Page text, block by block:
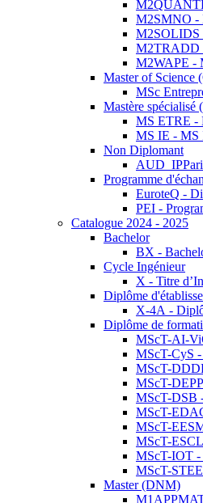
M2SMNO -
M2SOLIDS
M2TRADD
M2WAPE -
Master of Science
MSc
Mastère spécialisé
MS ETRE -
MS IE - MS
Non Diplomant
Programme
EuroteQ -
PEI -
Catalogue 2024 - 2025
Bachelor
BX -
Cycle Ingénieur
X - Titre
Diplôme
X-4A -
Diplôme de
MScT-AI-
MScT-CyS
MScT-
MScT-
MScT-DSB
MScT-
MScT-
MScT-
MScT-IOT -
MScT-
Master (DNM)